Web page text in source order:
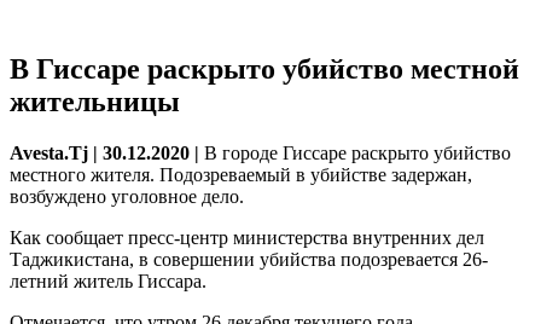
В Гиссаре раскрыто убийство местной
жительницы
Avesta.Tj | 30.12.2020 | В городе Гиссаре раскрыто убийство
местного жителя. Подозреваемый в убийстве задержан,
возбуждено уголовное дело.
Как сообщает пресс-центр министерства внутренних дел
Таджикистана, в совершении убийства подозревается 26-
летний житель Гиссара.